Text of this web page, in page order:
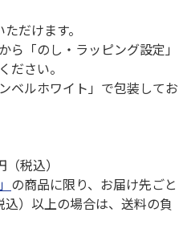
だけます。
ら「のし・ラッピング設定」
ださい。
ベルホワイト」で包装してお
税込）
の商品に限り、お届け先ごと
）以上の場合は、送料の負